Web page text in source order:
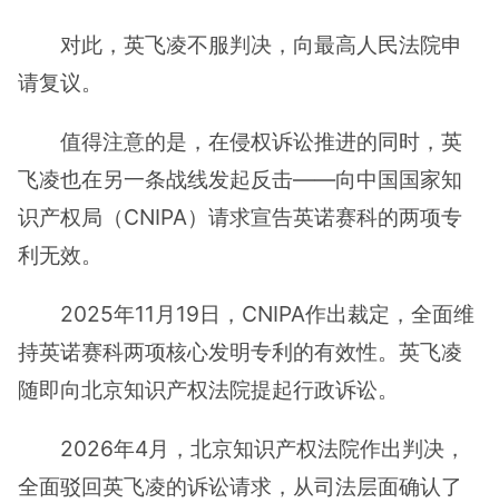
对此，英飞凌不服判决，向最高人民法院申
请复议。
值得注意的是，在侵权诉讼推进的同时，英
飞凌也在另一条战线发起反击——向中国国家知
识产权局（CNIPA）请求宣告英诺赛科的两项专
利无效。
2025年11月19日，CNIPA作出裁定，全面维
持英诺赛科两项核心发明专利的有效性。英飞凌
随即向北京知识产权法院提起行政诉讼。
2026年4月，北京知识产权法院作出判决，
全面驳回英飞凌的诉讼请求，从司法层面确认了